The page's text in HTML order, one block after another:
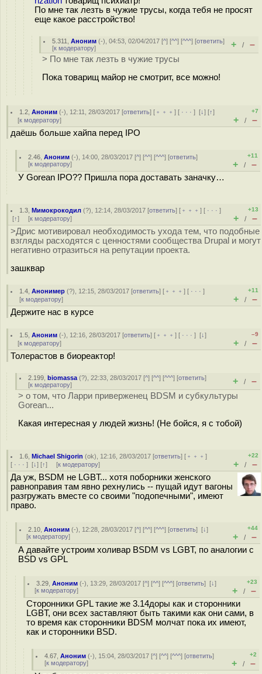
По мне так лезть в чужие трусы, когда тебя не просят
еще какое расстройство!
5.311 ,Аноним (-), 04:53, 02/04/2017 [^] [^^] [^^^] [ответить]
[к модератору] + / –
> По мне так лезть в чужие трусы
Пока товарищ майор не смотрит, все можно!
1.2 ,Аноним (-), 12:11, 28/03/2017 [ответить] [ ﹢﹢﹢] [ · · ·][↓] [↑]
[к модератору]
+7
+ / –
даёшь больше хайпа перед IPO
2.46 ,Аноним (-), 14:00, 28/03/2017 [^] [^^] [^^^] [ответить]
[к модератору]
+11
+ / –
У Gorean IPO?? Пришла пора доставать заначку…
1.3 ,Мимокрокодил (?), 12:14, 28/03/2017 [ответить] [ ﹢﹢﹢] [ · · ·]
[↑] [к модератору]
+13
+ / –
>Дрис мотивировал необходимость ухода тем, что подобные
взгляды расходятся с ценностями сообщества Drupal и могут
негативно отразиться на репутации проекта.
зашквар
1.4 ,Анонимер (?), 12:15, 28/03/2017 [ответить] [ ﹢﹢﹢] [ · · ·]
[к модератору]
+11
+ / –
Держите нас в курсе
1.5 ,Аноним (-), 12:16, 28/03/2017 [ответить] [ ﹢﹢﹢] [ · · ·][↓]
[к модератору]
–9
+ / –
Толерастов в биореактор!
2.199 ,biomassa (?), 22:33, 28/03/2017 [^] [^^] [^^^] [ответить]
[к модератору] + / –
> о том, что Ларри приверженец BDSM и субкультуры
Gorean...
Какая интересная у людей жизнь! (Не бойся, я с тобой)
1.6 ,Michael Shigorin (ok), 12:16, 28/03/2017 [ответить] [ ﹢﹢﹢]
[ · · · ] [↓] [↑] [к модератору]
+22
+ / –
Да уж, BSDM не LGBT... хотя поборники женского
равноправия там явно рехнулись -- пущай идут вагоны
разгружать вместе со своими "подопечными", имеют
право.
2.10 ,Аноним (-), 12:28, 28/03/2017 [^] [^^] [^^^] [ответить][↓]
[к модератору]
+44
+ / –
А давайте устроим холивар BSDM vs LGBT, по аналогии с
BSD vs GPL
3.29 ,Аноним (-), 13:29, 28/03/2017 [^] [^^] [^^^] [ответить][↓]
[к модератору]
+23
+ / –
Сторонники GPL такие же 3.14доры как и сторонники
LGBT, они всех заставляют быть такими как они сами, в
то время как сторонники BDSM молчат пока их имеют,
как и сторонники BSD.
4.67 ,Аноним (-), 15:04, 28/03/2017 [^] [^^] [^^^] [ответить]
[к модератору]
+2
+ / –